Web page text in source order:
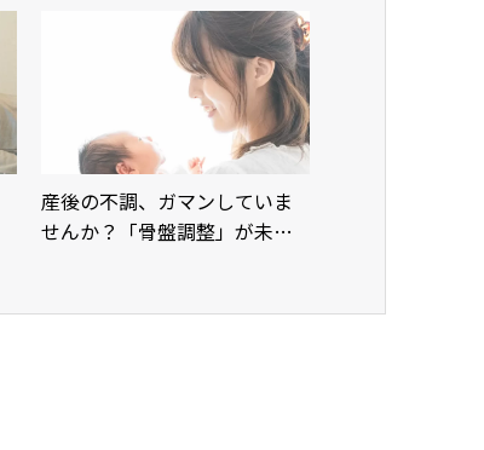
産後の不調、ガマンしていま
せんか？「骨盤調整」が未…